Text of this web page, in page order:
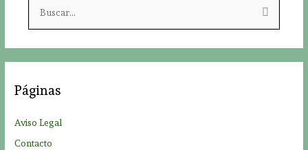
c
r
Páginas
Aviso Legal
Contacto